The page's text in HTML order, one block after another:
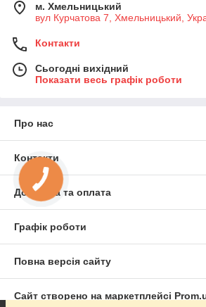
м. Хмельницький
вул Курчатова 7, Хмельницький,
Контакти
Сьогодні вихідний
Показати весь графік роботи
Про нас
Контакти
Доставка та оплата
Графік роботи
Повна версія сайту
Сайт створено на маркетплейсі